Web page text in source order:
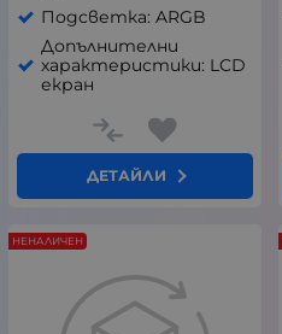
Подсветка: ARGB
Допълнителни
характеристики: LCD
екран
ДЕТАЙЛИ
НЕНАЛИЧЕН